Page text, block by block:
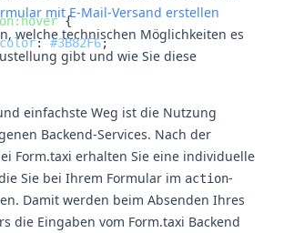
:hover {
color: #3B82F6;
mit E-Mail-Versand erstellen
welche technischen Möglichkeiten es
gibt und wie Sie diese
einfachste Weg ist die Nutzung
Backend-Services. Nach der
Form.taxi erhalten Sie eine individuelle
Sie bei Ihrem Formular im action-
Damit werden beim Absenden Ihres
die Eingaben vom Form.taxi Backend